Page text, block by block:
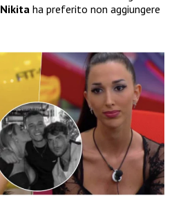
Nikita ha preferito non aggiungere